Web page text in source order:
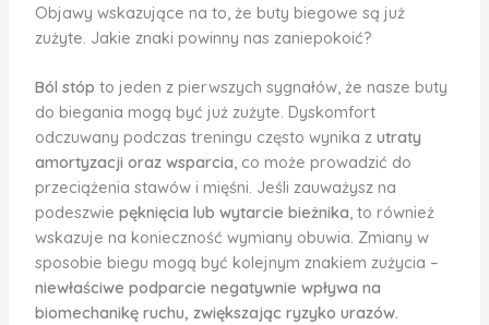
Objawy wskazujące na to, że buty biegowe są już
zużyte. Jakie znaki powinny nas zaniepokoić?
Ból stóp to jeden z pierwszych sygnałów, że nasze buty
do biegania mogą być już zużyte. Dyskomfort
odczuwany podczas treningu często wynika z utraty
amortyzacji oraz wsparcia , co może prowadzić do
przeciążenia stawów i mięśni. Jeśli zauważysz na
podeszwie pęknięcia lub wytarcie bieżnika , to również
wskazuje na konieczność wymiany obuwia. Zmiany w
sposobie biegu mogą być kolejnym znakiem zużycia –
niewłaściwe podparcie negatywnie wpływa na
biomechanikę ruchu, zwiększając ryzyko urazów.